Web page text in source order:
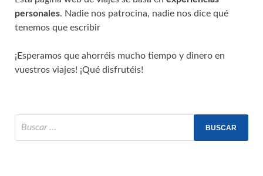
personales. Nadie nos patrocina, nadie nos dice qué
tenemos que escribir
¡Esperamos que ahorréis mucho tiempo y dinero en
vuestros viajes! ¡Qué disfrutéis!